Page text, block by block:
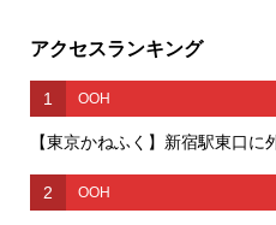
アクセスランキング
1 OOH
【東京かねふく】新宿駅東口に
2 OOH